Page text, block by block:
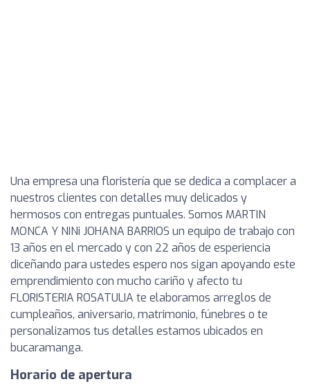
Una empresa una floristería que se dedica a complacer a
nuestros clientes con detalles muy delicados y
hermosos con entregas puntuales. Somos MARTIN
MONCA Y NINi JOHANA BARRIOS un equipo de trabajo con
13 años en el mercado y con 22 años de esperiencia
diceñando para ustedes espero nos sigan apoyando este
emprendimiento con mucho cariño y afecto tu
FLORISTERIA ROSATULIA te elaboramos arreglos de
cumpleaños, aniversario, matrimonio, fúnebres o te
personalizamos tus detalles estamos ubicados en
bucaramanga.
Horario de apertura